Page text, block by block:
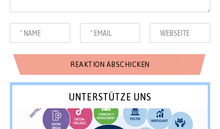
UNTERSTÜTZE UNS